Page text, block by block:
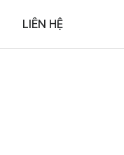
LIÊN HỆ